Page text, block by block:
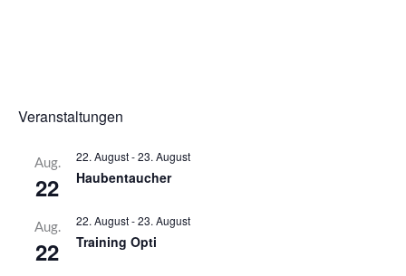
Veranstaltungen
Aug.
22
22. August-23. August
Haubentaucher
Aug.
22
22. August-23. August
Training Opti